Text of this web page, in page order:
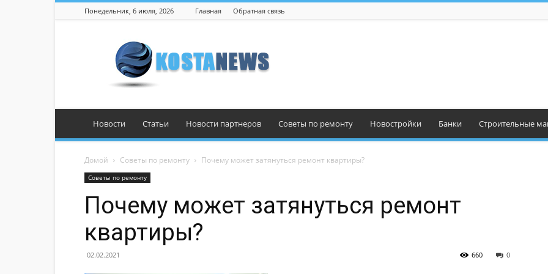
Понедельник, 6 июля, 2026 Главная Обратная связь
Новости Статьи Новости партнеров Советы по ремонту Новостройки Банки Строительные
Домой Советы по ремонту Почему может затянуться ремонт квартиры?
Советы по ремонту
Почему может затянуться ремонт
квартиры?
02.02.2021 0
660